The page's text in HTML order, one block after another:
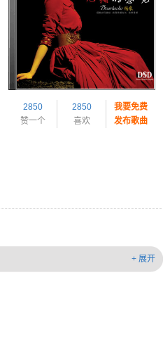
2850
赞一个
2850
喜欢
我要免费
发布歌曲
+ 展开